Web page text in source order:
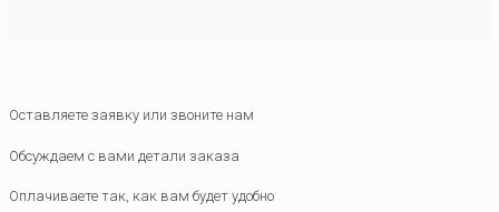
Оставляете заявку или звоните нам
Обсуждаем с вами детали заказа
Оплачиваете так, как вам будет удобно